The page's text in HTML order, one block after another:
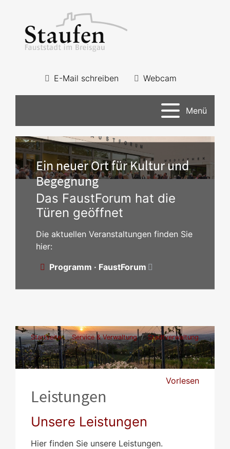
E-Mail schreiben Webcam
Menü
Ein neuer Ort für Kultur und
Begegnung
Das FaustForum hat die
Türen geöffnet
Die aktuellen Veranstaltungen finden Sie
hier:
Programm · FaustForum
Startseite Service & Verwaltung
Stadtverwaltung
Leistungen
Vorlesen
Leistungen
Unsere Leistungen
Hier finden Sie unsere Leistungen.